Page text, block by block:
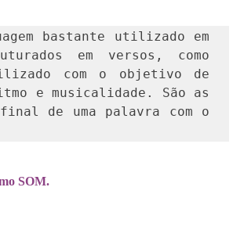
bastante utilizado em
em versos, como
com o objetivo de
e musicalidade. São as
de uma palavra com o
SOM.